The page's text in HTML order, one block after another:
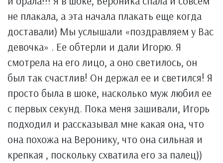
не плакала, а эта начала плакать еще когда
доставали) Мы услышали «поздравляем у Вас
девочка» . Ее обтерли и дали Игорю. Я
смотрела на его лицо, а оно светилось, он
был так счастлив! Он держал ее и светился! Я
просто была в шоке, насколько муж любил ее
с первых секунд. Пока меня зашивали, Игорь
подходил и рассказывал мне какая она, что
она похожа на Веронику, что она сильная и
крепкая , поскольку схватила его за палец))